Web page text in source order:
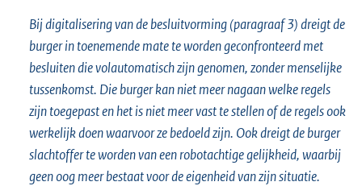
Bij digitalisering van de besluitvorming (paragraaf 3) dreigt de
burger in toenemende mate te worden geconfronteerd met
besluiten die volautomatisch zijn genomen, zonder menselijke
tussenkomst. Die burger kan niet meer nagaan welke regels
zijn toegepast en het is niet meer vast te stellen of de regels ook
werkelijk doen waarvoor ze bedoeld zijn. Ook dreigt de burger
slachtoffer te worden van een robotachtige gelijkheid, waarbij
geen oog meer bestaat voor de eigenheid van zijn situatie.